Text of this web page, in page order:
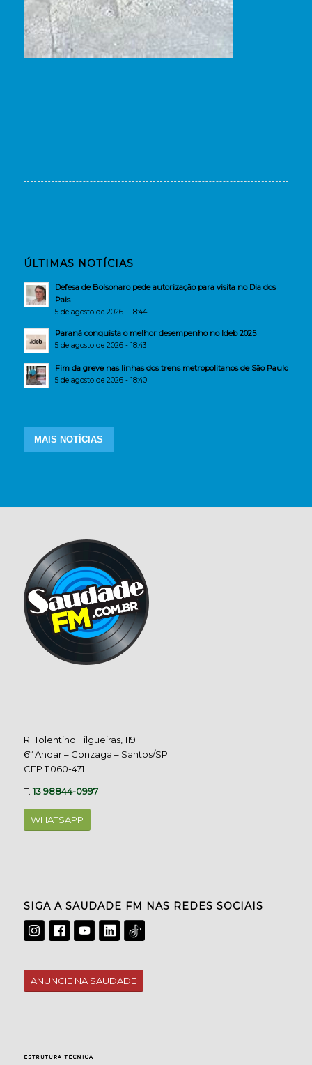
ÚLTIMAS NOTÍCIAS
Defesa de Bolsonaro pede autorização para visita no Dia dos
Pais
5 de agosto de 2026 - 18:44
Paraná conquista o melhor desempenho no Ideb 2025
5 de agosto de 2026 - 18:43
Fim da greve nas linhas dos trens metropolitanos de São Paulo
5 de agosto de 2026 - 18:40
MAIS NOTÍCIAS
R. Tolentino Filgueiras, 119
6º Andar – Gonzaga – Santos/SP
CEP 11060-471
T.13 98844-0997
WHATSAPP
SIGA A SAUDADE FM NAS REDES SOCIAIS
ANUNCIE NA SAUDADE